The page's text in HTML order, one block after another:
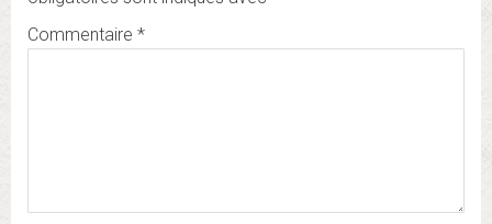
Commentaire *